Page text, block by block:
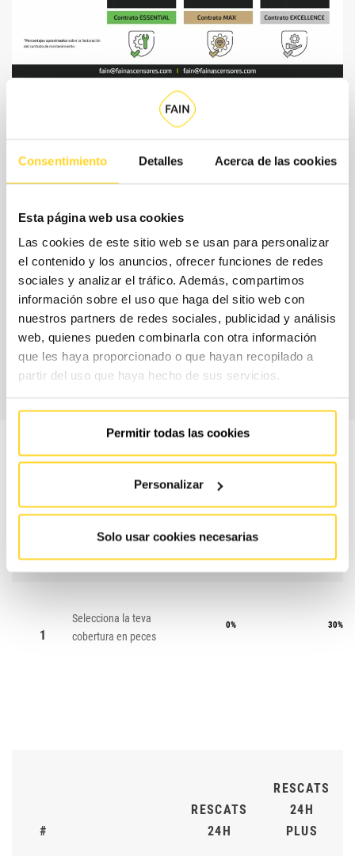
Consentimiento Detalles Acerca de las cookies
Esta página web usa cookies
Las cookies de este sitio web se usan para personalizar
el contenido y los anuncios, ofrecer funciones de redes
sociales y analizar el tráfico. Además, compartimos
información sobre el uso que haga del sitio web con
nuestros partners de redes sociales, publicidad y análisis
web, quienes pueden combinarla con otra información
que les haya proporcionado o que hayan recopilado a
partir del uso que haya hecho de sus servicios.
Permitir todas las cookies
Personalizar
Solo usar cookies necesarias
Quines són les modalitats de
contractació?
pressupost, a FAIN et proposem un model de contractació
flexible, en què seleccionaràs per separat la cobertura de
peces, és a dir, els recanvis que s'inclouen sense cost
addicional al teu contracte, i els horaris de servei.
CONTACTA AMB
NOSALTRES
ESSENTIAL
1
Selecciona la teva
cobertura en peces
0% 30%
#
RESCATS
24H
RESCATS
24H
PLUS